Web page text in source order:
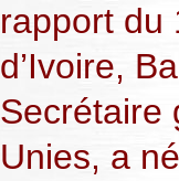
rapport du
d’Ivoire,
Secrétaire
Unies, a